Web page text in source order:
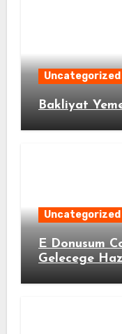
Uncategorized
Bakliyat
Uncategorized
E Donusum
Gelecege